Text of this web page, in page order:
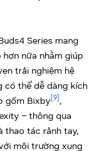
Series mang
nữa nhằm giúp
trải nghiệm hệ
có thể dễ dàng kích
gồm Bixby[9] ,
– thông qua
thao tác rảnh tay,
môi trường xung